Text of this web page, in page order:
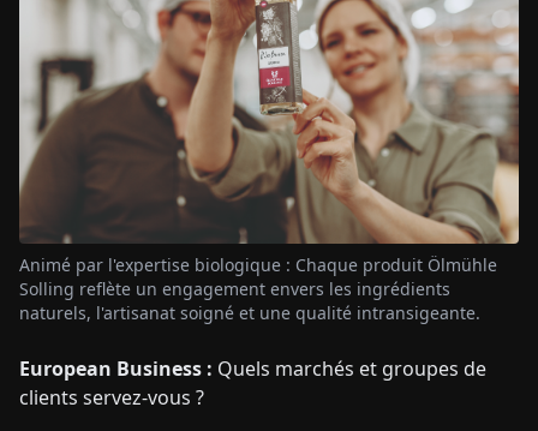
Animé par l'expertise biologique : Chaque produit Ölmühle
Solling reflète un engagement envers les ingrédients
naturels, l'artisanat soigné et une qualité intransigeante.
European Business : Quels marchés et groupes de
clients servez-vous ?